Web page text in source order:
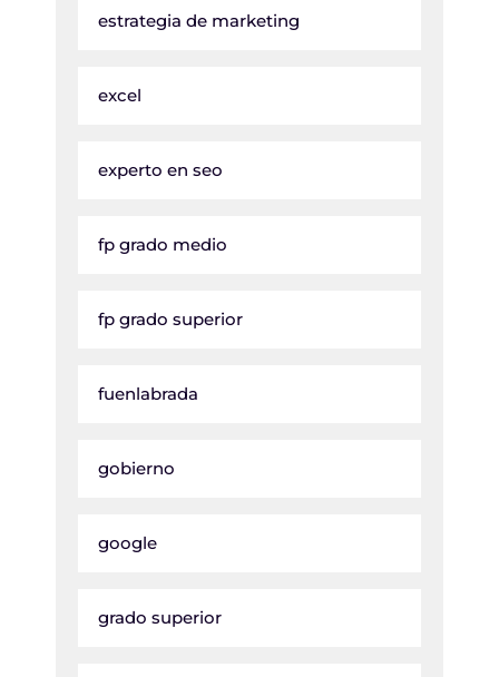
estrategia de marketing
excel
experto en seo
fp grado medio
fp grado superior
fuenlabrada
gobierno
google
grado superior